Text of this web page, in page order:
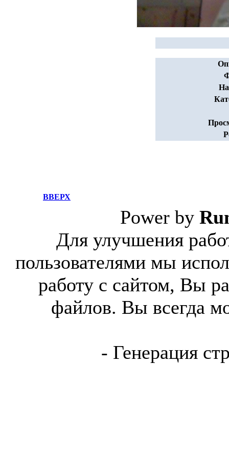
ВВЕРХ
Power by
Для улучшения
пользователями мы
работу с сайтом, Вы
файлов. Вы всегда
- Генерация